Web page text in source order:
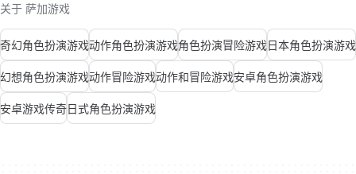
关于 萨加游戏
奇幻角色扮演游戏动作角色扮演游戏角色扮演冒险游戏日本角色扮演游戏
幻想角色扮演游戏动作冒险游戏动作和冒险游戏安卓角色扮演游戏
安卓游戏传奇日式角色扮演游戏